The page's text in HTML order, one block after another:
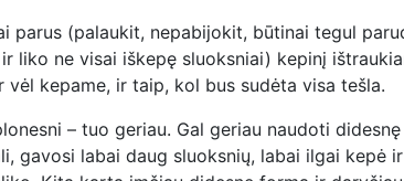
parus (palaukit, nepabijokit, būtinai tegul
liko ne visai iškepę sluoksniai) kepinį
vėl kepame, ir taip, kol bus sudėta visa tešla.
– tuo geriau. Gal geriau naudoti
gavosi labai daug sluoksnių, labai ilgai kepė